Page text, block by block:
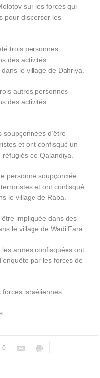
sur les forces qui
pour disperser les
trois personnes
des activités
le village de Dahriya.
autres personnes
des activités
d’être
et ont confisqué un
de Qalandiya.
personne soupçonnée
et ont confisqué
le village de Raba.
impliquée dans des
le village de Wadi Fara.
armes confisquées ont
par les forces de
forces israéliennes.
0